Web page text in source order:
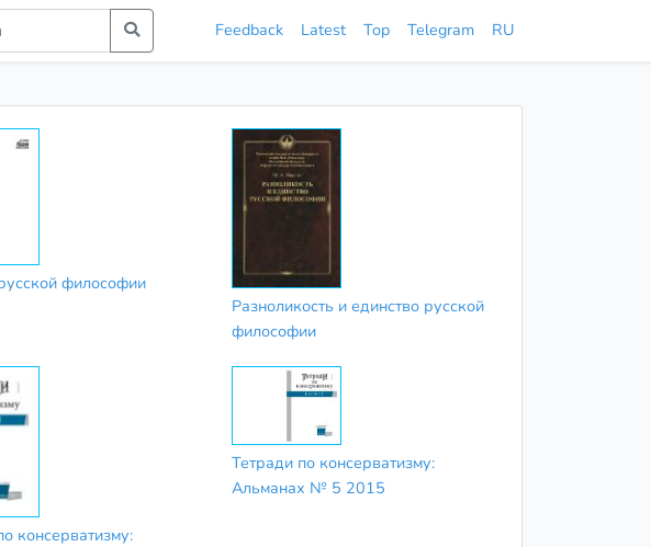
Feedback Latest Top Telegram RU
философии
Разноликость и единство русской
философии
консерватизму:
Тетради по консерватизму:
Альманах № 5 2015